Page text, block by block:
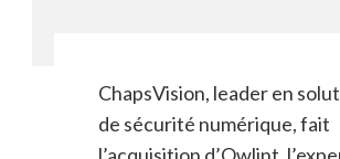
ChapsVision, leader en
de sécurité numérique, fait